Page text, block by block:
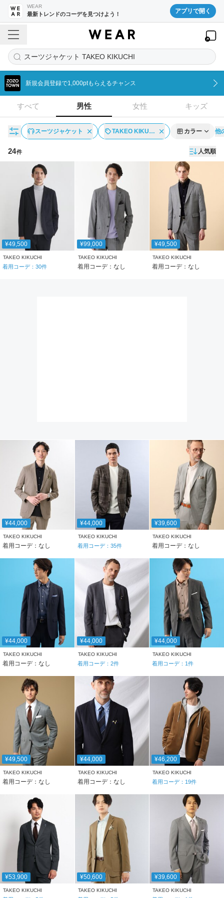
WEAR
最新トレンドのコーデを見つけよう！ アプリで開く
スーツジャケット TAKEO KIKUCHI
新規会員登録で1,000ptもらえるチャンス
すべて 男性 女性 キッズ
スーツジャケット TAKEO KIKU… カラー 他
24件 人気順
アイテム一覧
¥49,500
TAKEO KIKUCHI
着用コーデ： 30件
¥99,000
TAKEO KIKUCHI
着用コーデ：なし
¥49,500
TAKEO KIKUCHI
着用コーデ：なし
¥44,000
TAKEO KIKUCHI
着用コーデ：なし
¥44,000
TAKEO KIKUCHI
着用コーデ： 35件
¥39,600
TAKEO KIKUCHI
着用コーデ：なし
¥44,000
TAKEO KIKUCHI
着用コーデ：なし
¥44,000
TAKEO KIKUCHI
着用コーデ： 2件
¥44,000
TAKEO KIKUCHI
着用コーデ： 1件
¥49,500
TAKEO KIKUCHI
着用コーデ：なし
¥44,000
TAKEO KIKUCHI
着用コーデ：なし
¥46,200
TAKEO KIKUCHI
着用コーデ： 19件
¥53,900
TAKEO KIKUCHI
¥50,600
TAKEO KIKUCHI
¥39,600
TAKEO KIKUCHI